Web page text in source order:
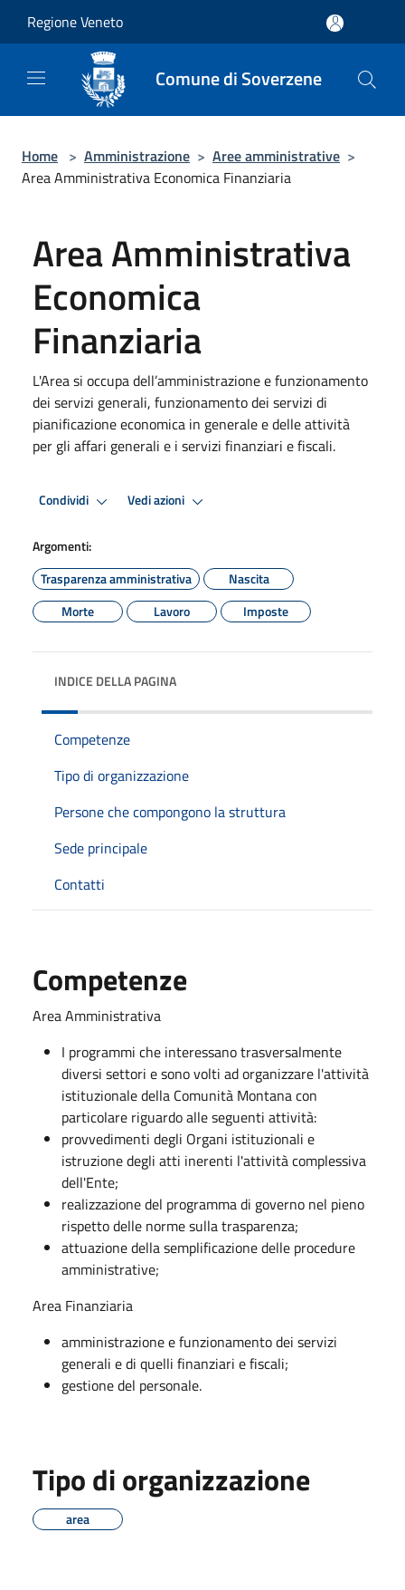
Regione Veneto
Comune di Soverzene
Home > Amministrazione > Aree amministrative >
Area Amministrativa Economica Finanziaria
Area Amministrativa
Economica
Finanziaria
L'Area si occupa dell’amministrazione e funzionamento
dei servizi generali, funzionamento dei servizi di
pianificazione economica in generale e delle attività
per gli affari generali e i servizi finanziari e fiscali.
Condividi Vedi azioni
Argomenti:
Trasparenza amministrativa
Nascita
Morte
Lavoro Imposte
INDICE DELLA PAGINA
Competenze
Tipo di organizzazione
Persone che compongono la struttura
Sede principale
Contatti
Competenze
Area Amministrativa
I programmi che interessano trasversalmente
diversi settori e sono volti ad organizzare l'attività
istituzionale della Comunità Montana con
particolare riguardo alle seguenti attività:
provvedimenti degli Organi istituzionali e
istruzione degli atti inerenti l'attività complessiva
dell'Ente;
realizzazione del programma di governo nel pieno
rispetto delle norme sulla trasparenza;
attuazione della semplificazione delle procedure
amministrative;
Area Finanziaria
amministrazione e funzionamento dei servizi
generali e di quelli finanziari e fiscali;
gestione del personale.
Tipo di organizzazione
area